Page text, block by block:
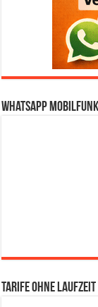
WhatsApp
Tarife ohne Laufzeit